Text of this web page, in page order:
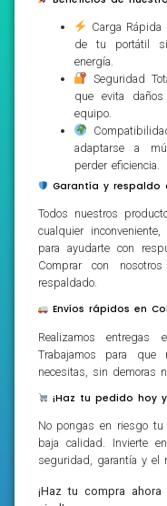
Carga
de tu portátil
energía.
Seguridad
que evita
equipo.
adaptarse a
perder eficiencia.
Garantía y respaldo
Todos nuestros
cualquier
para ayudarte con
Comprar con
respaldado.
Envíos rápidos en
Realizamos
Trabajamos para
necesitas, sin demoras
¡Haz tu pedido hoy
No pongas en riesgo
baja calidad. Invierte
seguridad, garantía y el
¡Haz tu compra